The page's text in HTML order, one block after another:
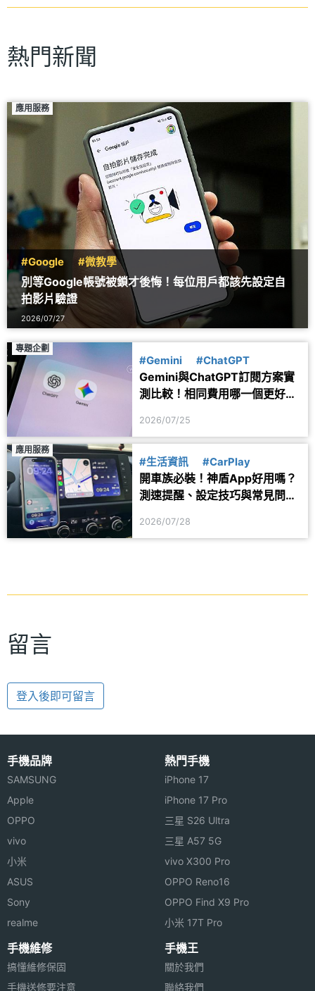
熱門新聞
應用服務
#Google #微教學
別等Google帳號被鎖才後悔！每位用戶都該先設定自
拍影片驗證
2026/07/27
專題企劃
#Gemini #ChatGPT
Gemini與ChatGPT訂閱方案實
測比較！相同費用哪一個更好
2026/07/25
應用服務
#生活資訊 #CarPlay
開車族必裝！神盾App好用嗎？
測速提醒、設定技巧與常見問題
2026/07/28
留言
登入後即可留言
手機品牌
SAMSUNG
Apple
OPPO
vivo
小米
ASUS
Sony
realme
熱門手機
iPhone 17
iPhone 17 Pro
三星 S26 Ultra
三星 A57 5G
vivo X300 Pro
OPPO Reno16
OPPO Find X9 Pro
小米 17T Pro
手機維修
搞懂維修保固
手機送修要注意
手機王
關於我們
聯絡我們